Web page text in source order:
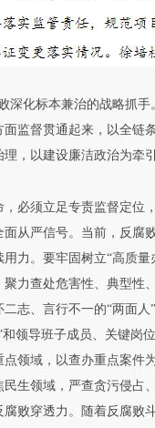
深化标本兼治的战略抓
监督贯通起来，以全链
，以建设廉洁政治为牵
须立足专责监督定位，
严信号。当前，反腐败
力。要牢固树立“高质
力查处危害性、典型性
志、言行不一的“两面
领导班子成员、关键岗
领域，以查办重点案件
生领域，严查贪污侵占
穿透力。随着反腐败斗